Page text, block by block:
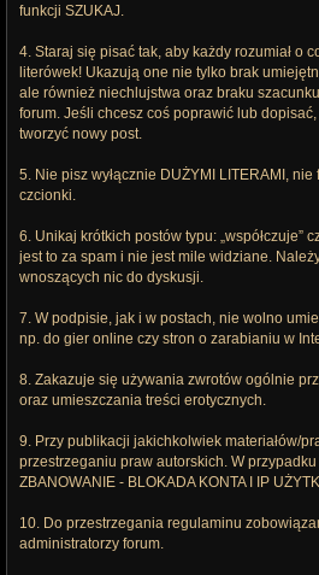
funkcji SZUKAJ.
4. Staraj się pisać tak, aby każdy rozumiał o
literówek! Ukazują one nie tylko brak
ale również niechlujstwa oraz braku
forum. Jeśli chcesz coś poprawić lub
tworzyć nowy post.
5. Nie pisz wyłącznie DUŻYMI LITERAMI,
czcionki.
6. Unikaj krótkich postów typu: „współczuje”
jest to za spam i nie jest mile widziane.
wnoszących nic do dyskusji.
7. W podpisie, jak i w postach, nie wolno
np. do gier online czy stron o zarabianiu w
8. Zakazuje się używania zwrotów ogólnie
oraz umieszczania treści erotycznych.
9. Przy publikacji jakichkolwiek materiałów/
przestrzeganiu praw autorskich. W
ZBANOWANIE - BLOKADA KONTA I IP
10. Do przestrzegania regulaminu
administratorzy forum.